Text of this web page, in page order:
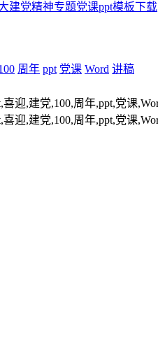
建党精神专题党课ppt模板下载
周年 ppt 党课 Word 讲稿